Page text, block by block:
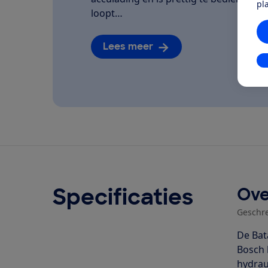
loopt…
Lees meer
Specificaties
De